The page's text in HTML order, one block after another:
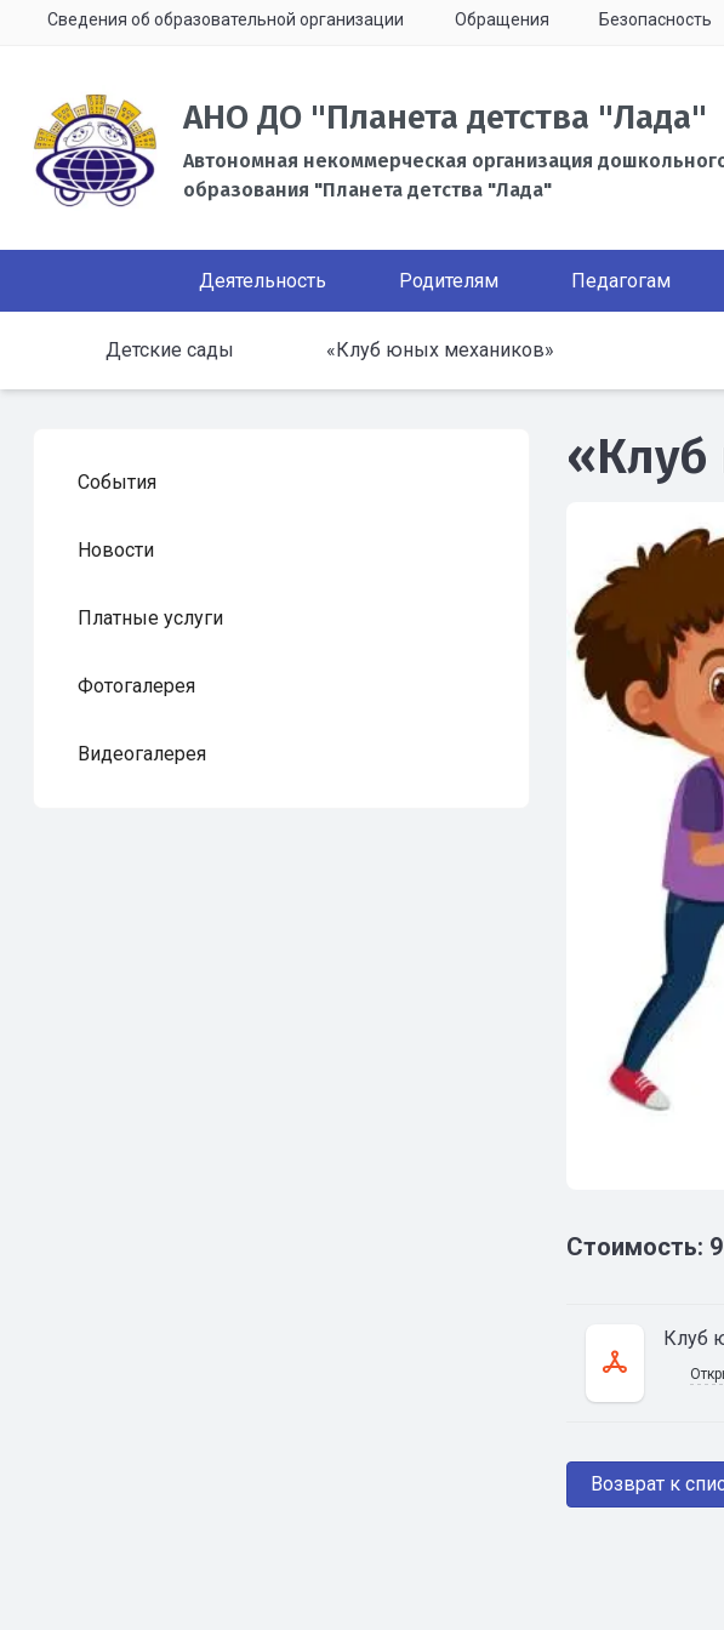
Сведения об образовательной организации Обращения Безопасность
АНО ДО "Планета детства "Лада"
Автономная некоммерческая организация
образования "Планета детства "Лада"
Деятельность Родителям Педагогам
Детские сады «Клуб юных механиков»
События
Новости
Платные услуги
Фотогалерея
Видеогалерея
Стоимость:
Клуб
Возврат к